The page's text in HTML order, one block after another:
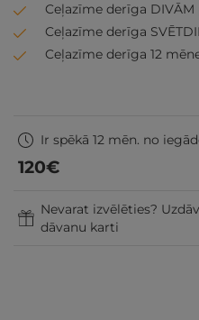
Ceļazīme derīga DIVĀM
Ceļazīme derīga
Ceļazīme derīga 12
Ir spēkā 12 mēn. no
120€
Nevarat izvēlēties?
dāvanu karti